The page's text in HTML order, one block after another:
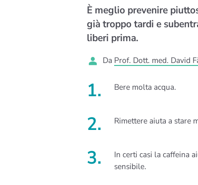
È meglio prevenire
già troppo tardi e
liberi prima.
Da Prof. Dott. med. David
Bere molta acqua.
Rimettere aiuta a stare
In certi casi la caffeina
sensibile.